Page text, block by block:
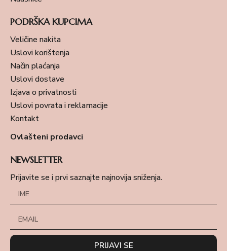
PODRŠKA KUPCIMA
Veličine nakita
Uslovi korištenja
Način plaćanja
Uslovi dostave
Izjava o privatnosti
Uslovi povrata i reklamacije
Kontakt
Ovlašteni prodavci
NEWSLETTER
Prijavite se i prvi saznajte najnovija sniženja.
PRIJAVI SE